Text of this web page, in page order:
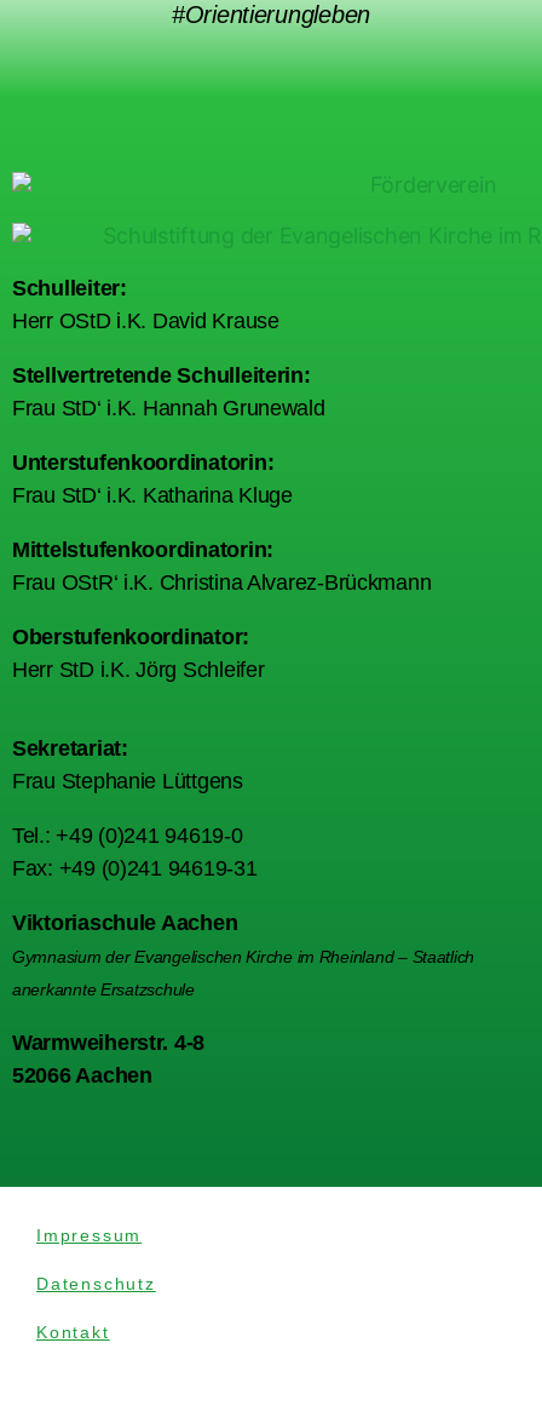
#Orientierungleben
Schulleiter:
Herr OStD i.K. David Krause
Stellvertretende Schulleiterin:
Frau StD‘ i.K. Hannah Grunewald
Unterstufenkoordinatorin:
Frau StD‘ i.K. Katharina Kluge
Mittelstufenkoordinatorin:
Frau OStR‘ i.K. Christina Alvarez-Brückmann
Oberstufenkoordinator:
Herr StD i.K. Jörg Schleifer
Sekretariat:
Frau Stephanie Lüttgens
Tel.: +49 (0)241 94619-0
Fax: +49 (0)241 94619-31
Viktoriaschule Aachen
Gymnasium der Evangelischen Kirche im Rheinland – Staatlich
anerkannte Ersatzschule
Warmweiherstr. 4-8
52066 Aachen
Impressum
Datenschutz
Kontakt